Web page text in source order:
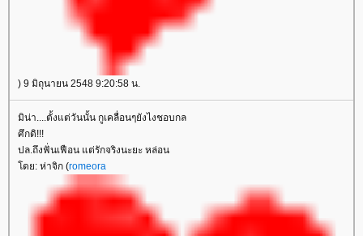
) 9 มิถุนายน 2548 9:20:58 น.
มิน่า....ตั้งแต่วันนั้น กูเคลื่อนๆยังไงชอบกล
ศึกดิ!!!
ปล.ถึงฟั่นเฟือน แต่รักจริงนะยะ หล่อน
โดย: ห่าจิก (romeora